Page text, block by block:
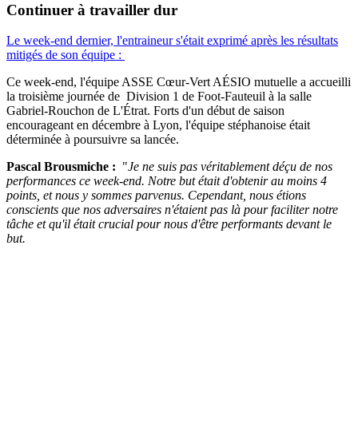
Continuer à travailler dur
Le week-end dernier, l'entraineur s'était exprimé après les résultats
mitigés de son équipe :
Ce week-end, l'équipe ASSE Cœur-Vert AÉSIO mutuelle a accueilli
la troisième journée de Division 1 de Foot-Fauteuil à la salle
Gabriel-Rouchon de L'Étrat. Forts d'un début de saison
encourageant en décembre à Lyon, l'équipe stéphanoise était
déterminée à poursuivre sa lancée.
Pascal Brousmiche : "Je ne suis pas véritablement déçu de nos
performances ce week-end. Notre but était d'obtenir au moins 4
points, et nous y sommes parvenus. Cependant, nous étions
conscients que nos adversaires n'étaient pas là pour faciliter notre
tâche et qu'il était crucial pour nous d'être performants devant le
but.